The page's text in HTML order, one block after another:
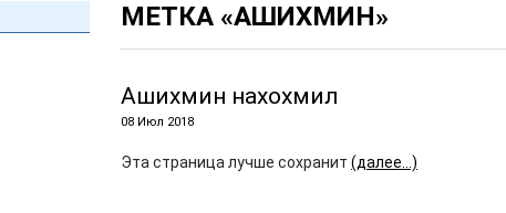
МЕТКА «АШИХМИН»
Ашихмин нахохмил
08 Июл 2018
Эта страница лучше сохранит (далее…)